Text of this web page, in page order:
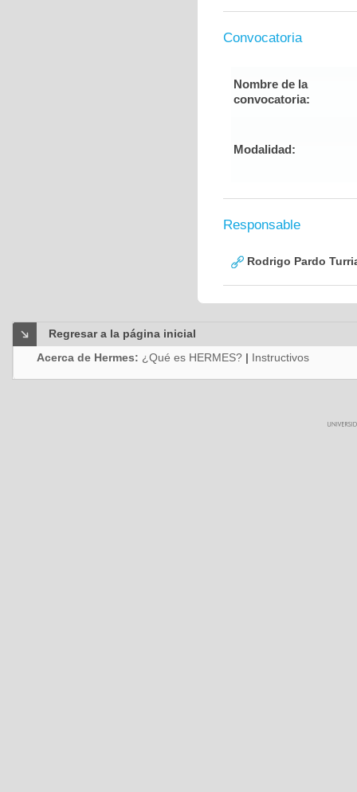
Convocatoria
Nombre de la
convocatoria:
Modalidad:
Responsable
Rodrigo Pardo
Regresar a la página inicial
Acerca de Hermes: ¿Qué es HERMES? | Instructivos